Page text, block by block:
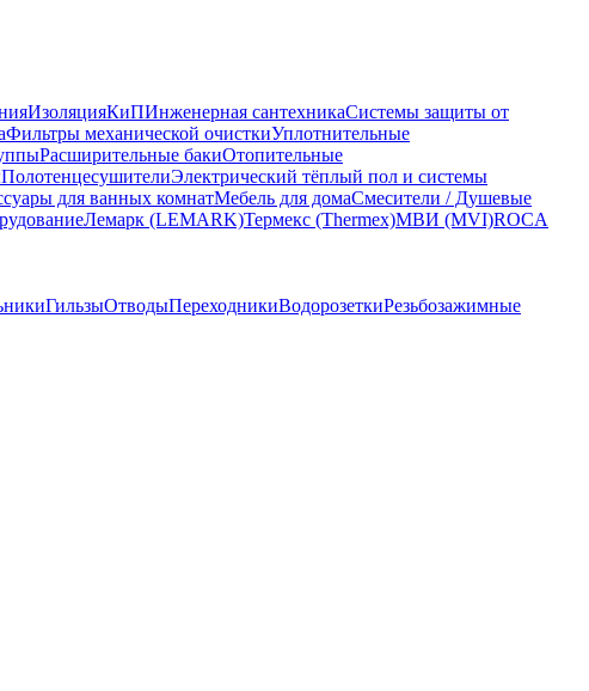
ИзоляцияКиПИнженерная сантехникаСистемы защиты от
Фильтры механической очисткиУплотнительные
Расширительные бакиОтопительные
ПолотенцесушителиЭлектрический тёплый пол и системы
для ванных комнатМебель для домаСмесители / Душевые
Лемарк (LEMARK)Термекс (Thermex)МВИ (MVI)ROCA
ГильзыОтводыПереходникиВодорозеткиРезьбозажимные